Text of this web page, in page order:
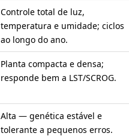
Controle total de luz,
temperatura e umidade; ciclos
ao longo do ano.
Planta compacta e densa;
responde bem a LST/SCROG.
Alta — genética estável e
tolerante a pequenos erros.